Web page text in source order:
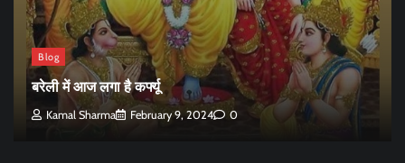
Blog
बरेली में आज लगा है कर्फ्यू
Kamal Sharma February 9, 2024 0